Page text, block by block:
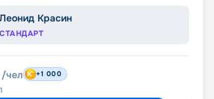
Леонид Красин
СТАНДАРТ
/чел +1 000